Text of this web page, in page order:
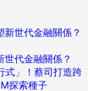
代金融關係？